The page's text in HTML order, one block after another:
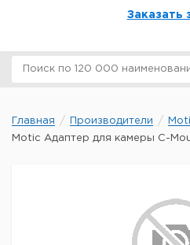
Заказать
Главная Производители
Motic Адаптер для камеры C-